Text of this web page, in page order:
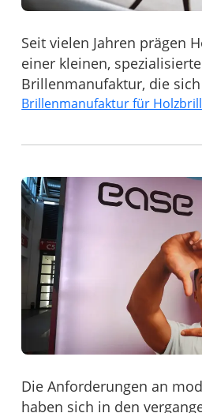
Seit vielen Jahren prägen
einer kleinen,
Brillenmanufaktur, die
Brillenmanufaktur für
Die Anforderungen an
haben sich in den